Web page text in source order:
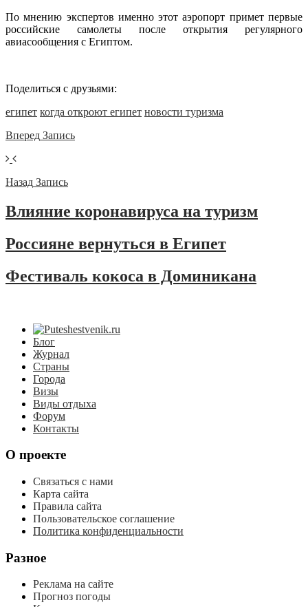
По мнению экспертов именно этот аэропорт примет первые
российские самолеты после открытия регулярного
авиасообщения с Египтом.
Поделиться с друзьями:
египет когда откроют египет новости туризма
Вперед Запись
Назад Запись
Влияние коронавируса на туризм
Россияне вернуться в Египет
Фестиваль кокоса в Доминикана
Блог
Журнал
Страны
Города
Визы
Виды отдыха
Форум
Контакты
О проекте
Связаться с нами
Карта сайта
Правила сайта
Пользовательское соглашение
Политика конфиденциальности
Разное
Реклама на сайте
Прогноз погоды